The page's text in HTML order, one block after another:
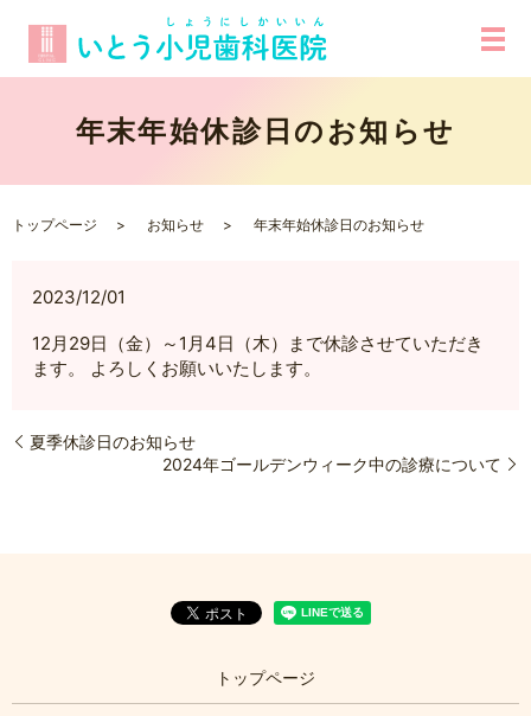
年末年始休診日のお知らせ
トップページ お知らせ 年末年始休診日のお知らせ
2023/12/01
12月29日（金）～1月4日（木）まで休診させていただき
ます。 よろしくお願いいたします。
夏季休診日のお知らせ
2024年ゴールデンウィーク中の診療について
トップページ